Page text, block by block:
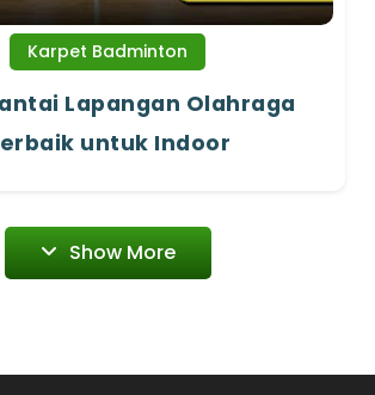
Karpet Badminton
Lapangan Olahraga
untuk Indoor
Show More